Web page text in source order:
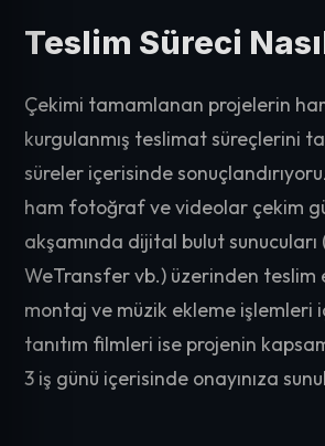
Teslim Süreci
Çekimi tamamlanan projelerin
kurgulanmış teslimat süreçlerini
süreler içerisinde
ham fotoğraf ve videolar çekim
akşamında dijital bulut
WeTransfer vb.) üzerinden teslim
montaj ve müzik ekleme işlemleri
tanıtım filmleri ise projenin
3 iş günü içerisinde onayınıza